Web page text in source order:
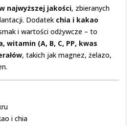
najwyższej jakości, zbieranych
Dodatek chia i kakao
i wartości odżywcze – to
witamin (A, B, C, PP, kwas
, takich jak magnez, żelazo,
i chia